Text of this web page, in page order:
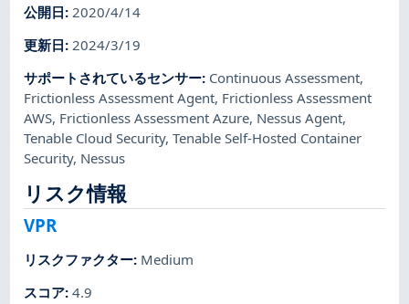
公開日: 2020/4/14
更新日:2024/3/19
サポートされているセンサー: Continuous Assessment,
Frictionless Assessment Agent, Frictionless Assessment
AWS, Frictionless Assessment Azure, Nessus Agent,
Tenable Cloud Security,Tenable Self-Hosted Container
Security, Nessus
リスク情報
VPR
リスクファクター: Medium
スコア:4.9